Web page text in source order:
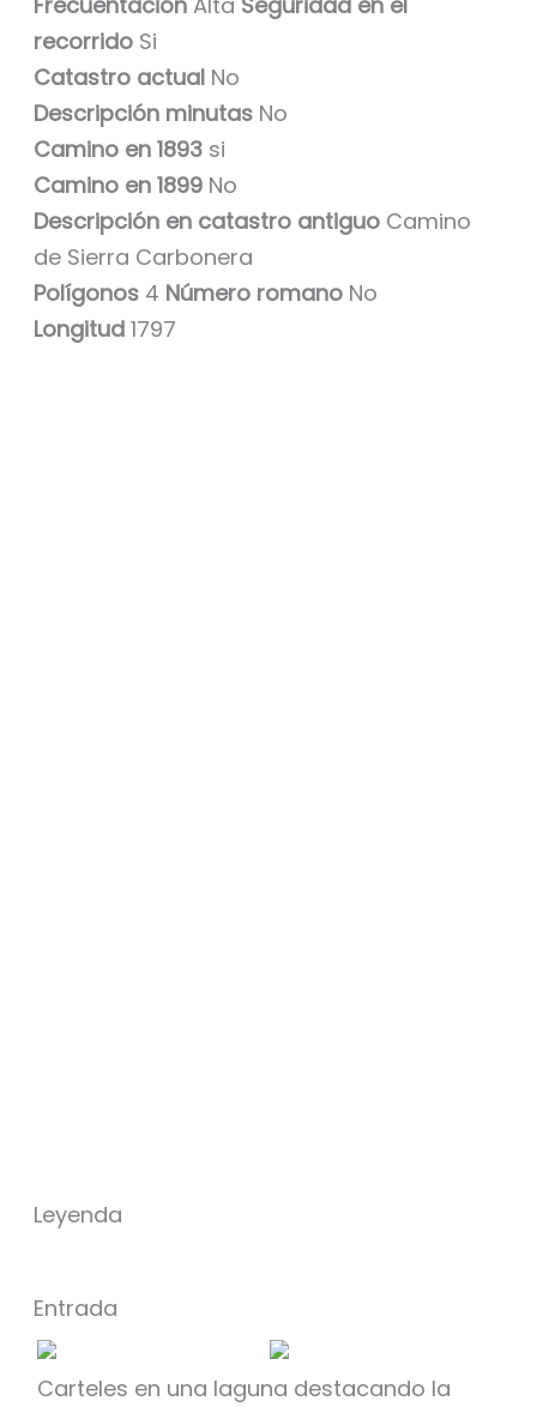
recorridoSi
Catastro actualNo
Descripción minutasNo
Camino en 1893si
Camino en 1899No
Descripción en catastro antiguoCamino
de Sierra Carbonera
Polígonos4 Número romanoNo
Longitud1797
Leyenda
Entrada
Carteles en una laguna destacando la